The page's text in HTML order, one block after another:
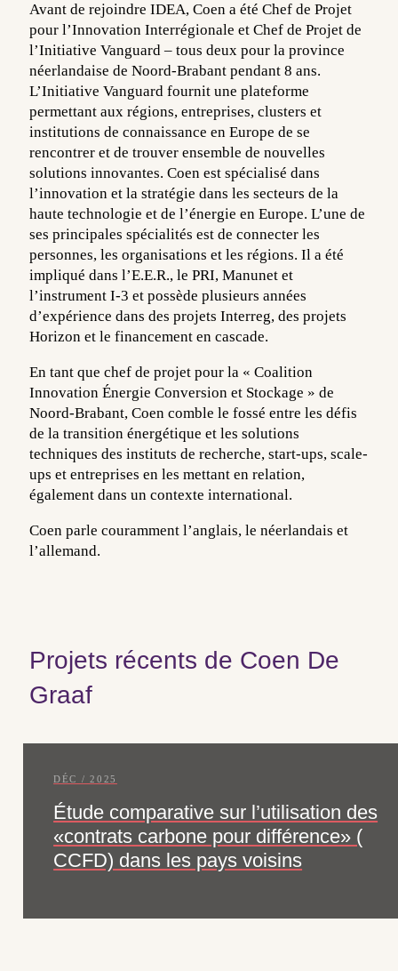
Avant de rejoindre IDEA, Coen a été Chef de Projet
pour l’Innovation Interrégionale et Chef de Projet de
l’Initiative Vanguard – tous deux pour la province
néerlandaise de Noord-Brabant pendant 8 ans.
L’Initiative Vanguard fournit une plateforme
permettant aux régions, entreprises, clusters et
institutions de connaissance en Europe de se
rencontrer et de trouver ensemble de nouvelles
solutions innovantes. Coen est spécialisé dans
l’innovation et la stratégie dans les secteurs de la
haute technologie et de l’énergie en Europe. L’une de
ses principales spécialités est de connecter les
personnes, les organisations et les régions. Il a été
impliqué dans l’E.E.R., le PRI, Manunet et
l’instrument I-3 et possède plusieurs années
d’expérience dans des projets Interreg, des projets
Horizon et le financement en cascade.
En tant que chef de projet pour la « Coalition
Innovation Énergie Conversion et Stockage » de
Noord-Brabant, Coen comble le fossé entre les défis
de la transition énergétique et les solutions
techniques des instituts de recherche, start-ups, scale-
ups et entreprises en les mettant en relation,
également dans un contexte international.
Coen parle couramment l’anglais, le néerlandais et
l’allemand.
Projets récents de Coen De
Graaf
DÉC / 2025
Étude comparative sur l’utilisation des
«contrats carbone pour différence» (
CCFD) dans les pays voisins